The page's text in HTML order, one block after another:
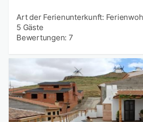
Art der Ferienunterkunft:
5 Gäste
Bewertungen: 7